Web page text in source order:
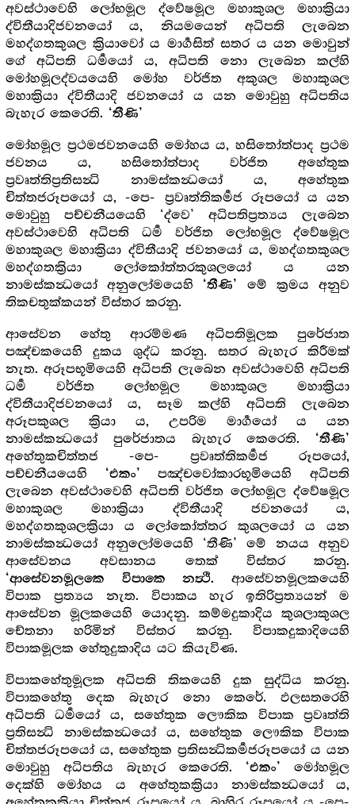
අවස්ථාවෙහි ලෝභමූල ද්වේෂමූල මහාකුශල මහාක්‍රියා
ද්විතීයාදිජවනයෝ ය, නියමයෙන් අධිපති ලැබෙන
මහද්ගතකුශල ක්‍රියාවෝ ය මාර්‍ගසිත් සතර ය යන මොවුන්
ගේ අධිපති ධර්‍මයෝ ය, අධිපති නො ලැබෙන කල්හි
මෝහමූලද්වයයෙහි මෝහ වර්ජිත අකුශල මහාකුශල
මහාක්‍රියා ද්විතීයාදි ජවනයෝ ය යන මොවුහු අධිපතිය
බැහැර කෙරෙති. ‘තීණි’
මෝහමූල ප්‍රථමජවනයෙහි මෝහය ය, හසිතෝත්පාද ප්‍රථම
ජවනය ය, හසිතෝත්පාද වර්ජිත අහේතුක
ප්‍රවෘත්තිප්‍රතිසන්‍ධි නාමස්කන්‍ධයෝ ය, අහේතුක
චිත්තජරූපයෝ ය, -පෙ- ප්‍රවෘත්තිකර්‍මජ රූපයෝ ය යන
මොවුහු පච්චනීයයෙහි ‘ද්වෙ’ අධිපතිප්‍රත්‍යය ලැබෙන
අවස්ථාවෙහි අධිපති ධර්‍ම වර්ජිත ලෝභමූල ද්වේෂමූල
මහාකුශල මහාක්‍රියා ද්විතීයාදි ජවනයෝ ය, මහද්ගතකුශල
මහද්ගතක්‍රියා ලෝකෝත්තරකුශලයෝ ය යන
නාමස්කන්‍ධයෝ අනුලෝමයෙහි ‘තීණි’
මේ ක්‍රමය අනුව
තිකචතුක්කයන් විස්තර කරනු.
ආසේවන හේතු ආරම්මණ අධිපතිමූලක පුරේජාත
පඤ්චකයෙහි දුකය ශුද්ධ කරනු. සතර බැහැර කිරීමක්
නැත. අරූපභූමියෙහි අධිපති ලැබෙන අවස්ථාවෙහි අධිපති
ධර්‍ම වර්ජිත ලෝභමූල මහාකුශල මහාක්‍රියා
ද්විතීයාදිජවනයෝ ය, සෑම කල්හි අධිපති ලැබෙන
අරූපකුශල ක්‍රියා ය, උපරිම මාර්‍ගයෝ ය යන
නාමස්කන්‍ධයෝ පුරේජාතය බැහැර කෙරෙති. ‘තීණි’
අහේතුකචිත්තජ -පෙ- ප්‍රවෘත්තිකර්‍මජ රූපයෝ,
පච්චනීයයෙහි
‘එකං’ පඤ්චවෝකාරභූමියෙහි අධිපති
ලැබෙන අවස්ථාවෙහි අධිපති වර්ජිත ලෝභමූල ද්වේෂමූල
මහාකුශල මහාක්‍රියා ද්විතීයාදි ජවනයෝ ය,
මහද්ගතකුශලක්‍රියා ය ලෝකෝත්තර කුශලයෝ ය යන
නාමස්කන්‍ධයෝ අනුලෝමයෙහි ‘තීණි’ මේ නයය අනුව
ආසේවනය අවසානය තෙක් විස්තර කරනු.
‘ආසේවනමූලකෙ විපාකෙ නත්‍ථි.
ආසේවනමූලකයෙහි
විපාක ප්‍රත්‍යය නැත. විපාකය හැර ඉතිරිප්‍රත්‍යයන් ම
ආසේවන මූලකයෙහි යොදනු. කම්මදුකාදිය කුශලාකුශල
චේතනා හරිමින් විස්තර කරනු. විපාකදුකාදියෙහි
විපාකමූලක හේතුදුකාදිය යට කියැවිණ.
විපාකහේතුමූලක අධිපති තිකයෙහි දුක සුද්ධිය කරනු.
විපාකහේතු දෙක බැහැර නො කෙරේ. ඵලසතරෙහි
අධිපති ධර්‍මයෝ ය, සහේතුක ලෞකික විපාක ප්‍රවෘත්ති
ප්‍රතිසන්‍ධි නාමස්කන්‍ධයෝ ය, සහේතුක ලෞකික විපාක
චිත්තජරූපයෝ ය, සහේතුක ප්‍රතිසන්‍ධිකර්‍මජරූපයෝ ය යන
මොවුහු අධිපතිය බැහැර කෙරෙති. ‘එකං’ මෝහමූල
දෙක්හි මෝහය ය අහේතුකක්‍රියා නාමස්කන්‍ධයෝ ය,